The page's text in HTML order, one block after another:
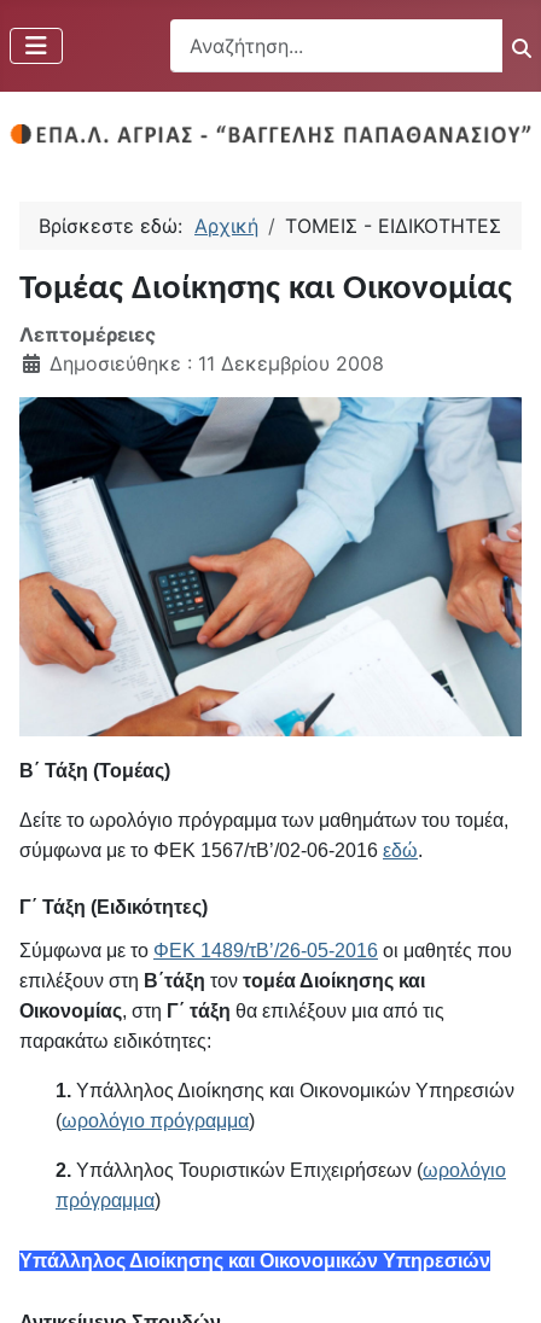
Αναζήτηση...
Βρίσκεστε εδώ: Αρχική ΤΟΜΕΙΣ - ΕΙΔΙΚΟΤΗΤΕΣ
Τομέας Διοίκησης και Οικονομίας
Λεπτομέρειες
Δημοσιεύθηκε : 11 Δεκεμβρίου 2008
Β΄ Τάξη (Τομέας)
Δείτε το ωρολόγιο πρόγραμμα των μαθημάτων του τομέα,
σύμφωνα με το ΦΕΚ 1567/τΒ’/02-06-2016 εδώ.
Γ΄ Τάξη (Ειδικότητες)
Σύμφωνα με το ΦΕΚ 1489/τΒ’/26-05-2016 οι μαθητές που
επιλέξουν στη Β΄τάξη τον τομέα Διοίκησης και
Οικονομίας, στη Γ΄ τάξη θα επιλέξουν μια από τις
παρακάτω ειδικότητες:
1. Υπάλληλος Διοίκησης και Οικονομικών Υπηρεσιών
(ωρολόγιο πρόγραμμα)
2. Υπάλληλος Τουριστικών Επιχειρήσεων (ωρολόγιο
πρόγραμμα)
Υπάλληλος Διοίκησης και Οικονομικών Υπηρεσιών